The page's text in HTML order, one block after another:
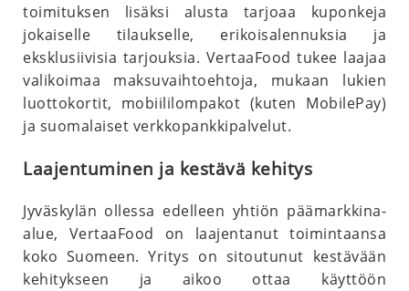
toimituksen lisäksi alusta tarjoaa kuponkeja
jokaiselle tilaukselle, erikoisalennuksia ja
eksklusiivisia tarjouksia. VertaaFood tukee laajaa
valikoimaa maksuvaihtoehtoja, mukaan lukien
luottokortit, mobiililompakot (kuten MobilePay)
ja suomalaiset verkkopankkipalvelut.
Laajentuminen ja kestävä kehitys
Jyväskylän ollessa edelleen yhtiön päämarkkina-
alue, VertaaFood on laajentanut toimintaansa
koko Suomeen. Yritys on sitoutunut kestävään
kehitykseen ja aikoo ottaa käyttöön